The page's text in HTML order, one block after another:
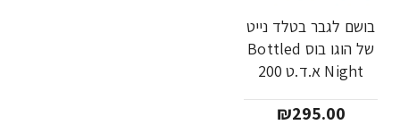
בושם לגבר בטלד נייט
של הוגו בוס Bottled
Night א.ד.ט 200
Boss
₪295.00